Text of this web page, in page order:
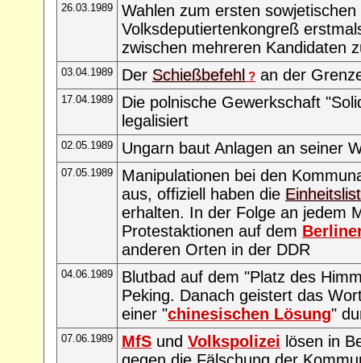
26.03.1989
Wahlen zum ersten sowjetischen
Volksdeputiertenkongreß
zwischen mehreren Kandidaten
03.04.1989 Der Schießbefehl ? an der
17.04.1989
Die polnische Gewerkschaft
legalisiert
02.05.1989 Ungarn baut Anlagen an seiner
07.05.1989
Manipulationen bei den
aus, offiziell haben die
erhalten. In der Folge an jedem
Protestaktionen auf dem
anderen Orten in der DDR
04.06.1989
Blutbad auf dem "Platz des
Peking. Danach geistert das
einer "chinesischen Lösung"
07.06.1989 MfS und Volkspolizei lösen in
gegen die Fälschung der